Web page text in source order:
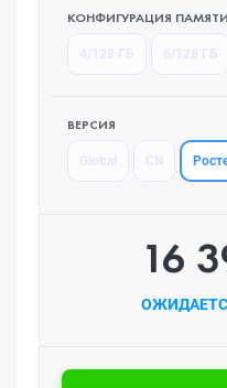
КОНФИГУРАЦИЯ ПАМЯТИ
ВЕРСИЯ
16